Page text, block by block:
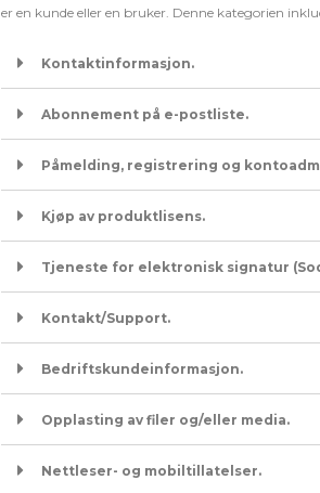
er en kunde eller en bruker. Denne kategorien
Kontaktinformasjon.
Abonnement på e-postliste.
Påmelding, registrering og
Kjøp av produktlisens.
Tjeneste for elektronisk signatur
Kontakt/Support.
Bedriftskundeinformasjon.
Opplasting av filer og/eller media.
Nettleser- og mobiltillatelser.